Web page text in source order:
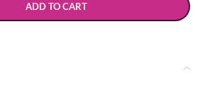
ADD TO CART